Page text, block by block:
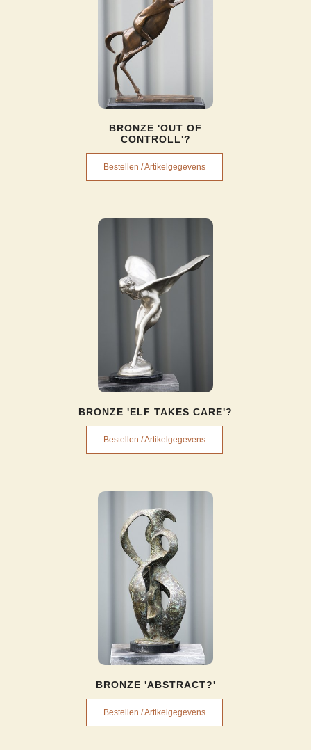
BRONZE 'OUT OF
CONTROLL'?
Bestellen / Artikelgegevens
BRONZE 'ELF TAKES CARE'?
Bestellen / Artikelgegevens
BRONZE 'ABSTRACT?'
Bestellen / Artikelgegevens